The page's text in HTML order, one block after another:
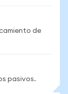
de
pasivos.